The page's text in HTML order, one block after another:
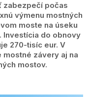
zabezpečí počas
výmenu mostných
moste na úseku
Investícia do obnovy
270-tisíc eur. V
závery aj na
mostov.